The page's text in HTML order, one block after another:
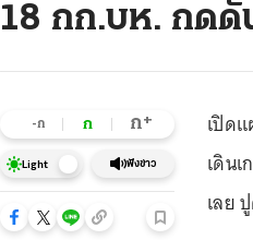
18 กก.บห. กดดั
-ก ก ก+
Light ฟังข่าว
เปิด
เดิน
เลย